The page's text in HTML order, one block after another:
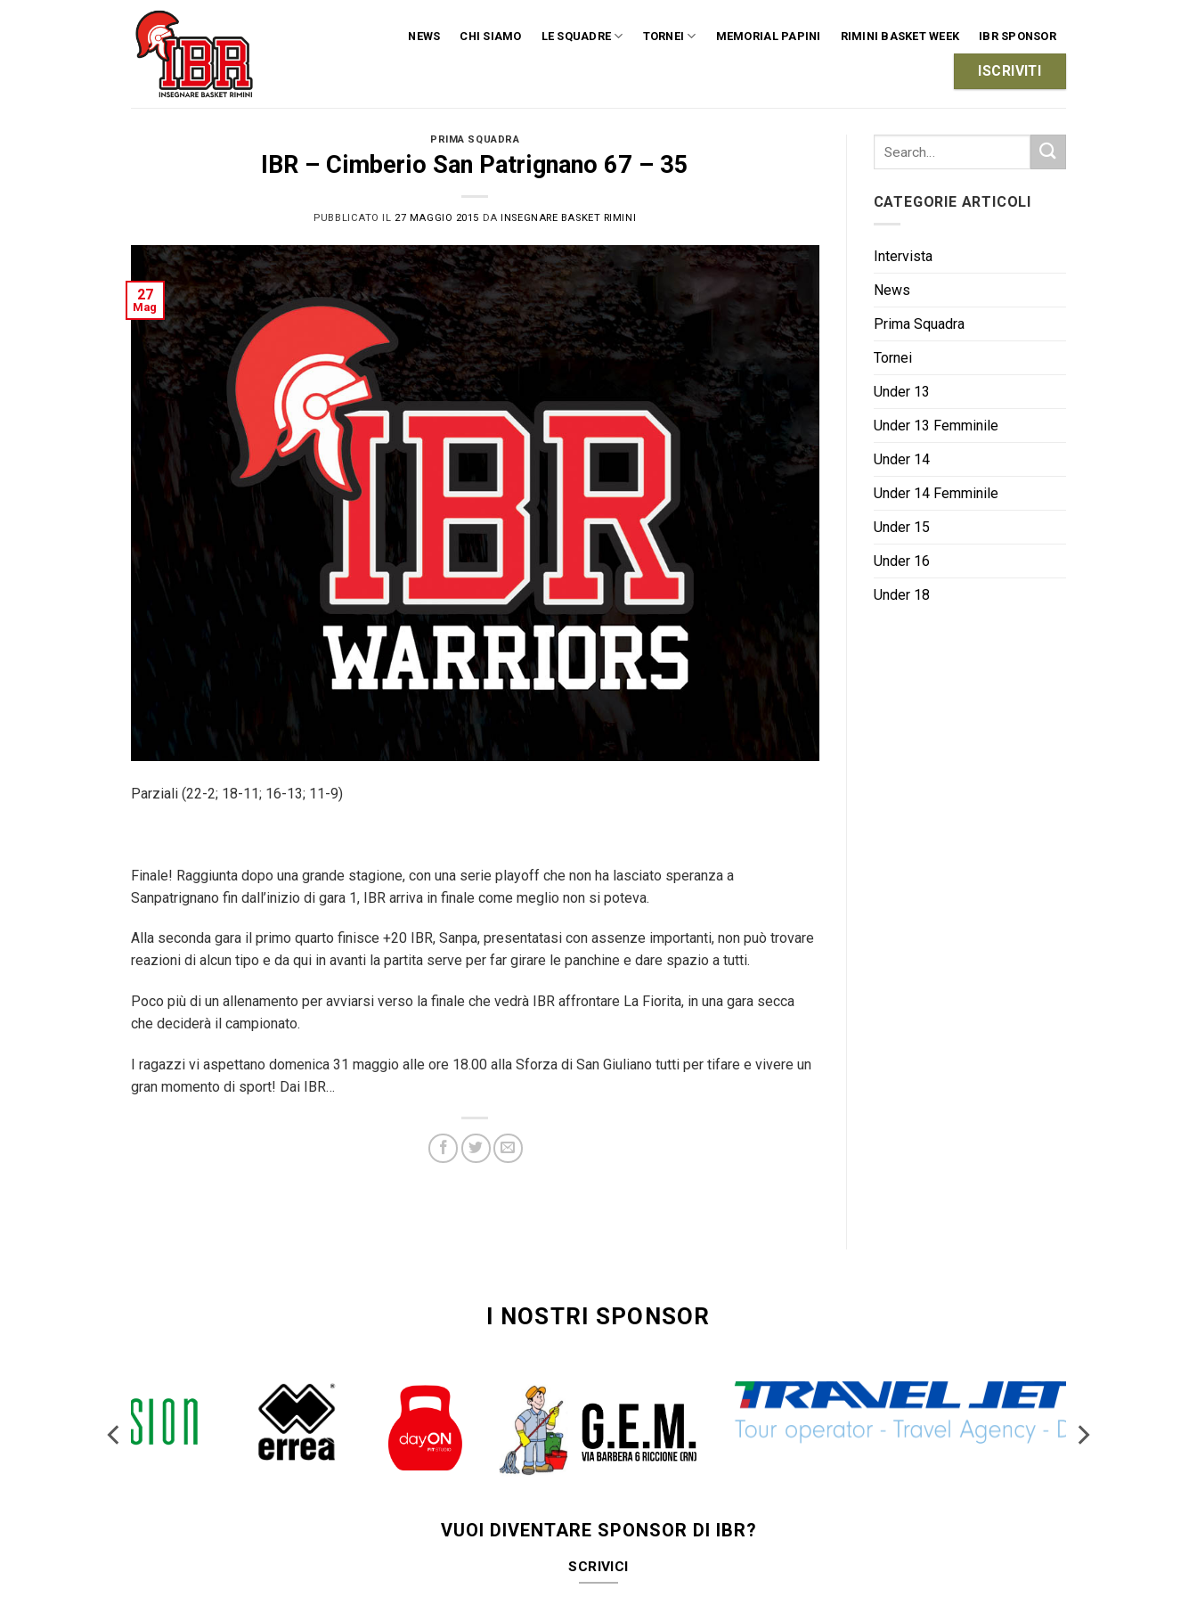
NEWS CHI SIAMO LE SQUADRE TORNEI MEMORIAL PAPINI RIMINI BASKET WEEK IBR SPONSOR
ISCRIVITI
PRIMA SQUADRA
IBR – Cimberio San Patrignano 67 – 35
PUBBLICATO IL 27 MAGGIO 2015 DAINSEGNARE BASKET RIMINI
27
Mag
Parziali (22-2; 18-11; 16-13; 11-9)
Finale! Raggiunta dopo una grande stagione, con una serie playoff che non ha lasciato speranza a
Sanpatrignano fin dall’inizio di gara 1, IBR arriva in finale come meglio non si poteva.
Alla seconda gara il primo quarto finisce +20 IBR, Sanpa, presentatasi con assenze importanti, non può trovare
reazioni di alcun tipo e da qui in avanti la partita serve per far girare le panchine e dare spazio a tutti.
Poco più di un allenamento per avviarsi verso la finale che vedrà IBR affrontare La Fiorita, in una gara secca
che deciderà il campionato.
I ragazzi vi aspettano domenica 31 maggio alle ore 18.00 alla Sforza di San Giuliano tutti per tifare e vivere un
gran momento di sport! Dai IBR…
CATEGORIE ARTICOLI
Intervista
News
Prima Squadra
Tornei
Under 13
Under 13 Femminile
Under 14
Under 14 Femminile
Under 15
Under 16
Under 18
I NOSTRI SPONSOR
VUOI DIVENTARE SPONSOR DI IBR?
SCRIVICI